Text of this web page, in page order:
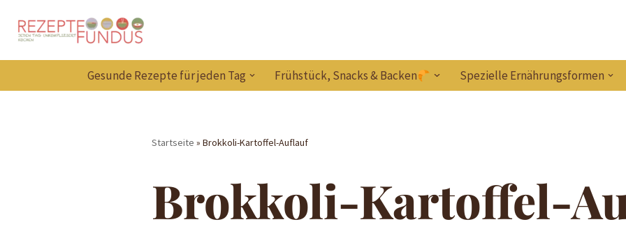
Zum
Inhalt
Gesunde Rezepte für jeden Tag Frühstück, Snacks & Backen Spezielle Ernährungsformen
Startseite » Brokkoli-Kartoffel-Auflauf
Brokkoli-Kartoffel-